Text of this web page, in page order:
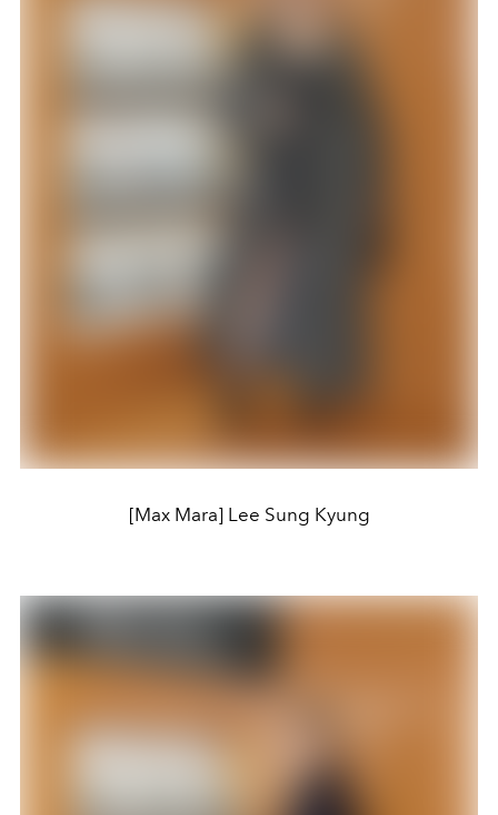
[Max Mara] Lee Sung Kyung